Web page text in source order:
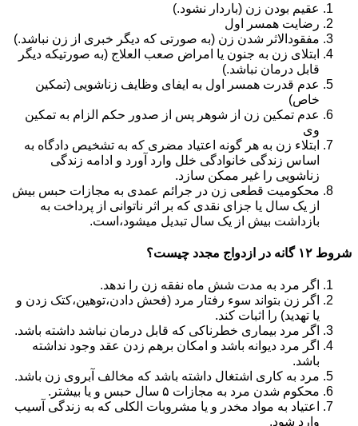
عقیم بودن زن (باردار نشود.)
رضایت همسر اول
مفقودالاثر شدن زن (به صورتی که دیگر خبری از زن نباشد.)
ابتلای زن به جنون یا امراض صعب العلاج (به صورتیکه دیگر
قابل درمان نباشد.)
عدم قدرت همسر اول به ایفای وظایف زناشویی (تمکین
خاص)
عدم تمکین زن از شوهر پس از صدور حکم الزام به تمکین
وی
ابتلاء زن به هر گونه اعتیاد مضری که به تشخیص دادگاه به
اساس زندگی خانوادگی خلل وارد آورد و ادامه زندگی
زناشویی را غیر ممکن سازد.
محکومیت قطعی زن در جرائم عمدی به مجازات حبس بیش
از یک سال یا جزای نقدی که بر اثر ناتوانی از پرداخت به
بازداشت بیش از یک سال تبدیل می‎شود،است.
شروط ۱۲ گانه در ازدواج مجدد چیست؟
اگر مرد به مدت شش ماه نفقه زن را ندهد.
اگر زن بتواند سوء رفتار مرد (فحش دادن،توهین،کتک زدن و
یا تهدید) را اثبات کند.
اگر مرد بیماری خطرناکی که قابل درمان نباشد داشته باشد.
اگر مرد دیوانه باشد و امکان برهم زدن عقد وجود نداشته
باشد.
مرد به کاری اشتغال داشته باشد که مخالف آبروی زن باشد.
محکوم شدن مرد به مجازات ۵ سال حبس و یا بیشتر.
اعتیاد به مواد مخدر و یا مشروبات الکلی که به زندگی آسیب
وارد شود.